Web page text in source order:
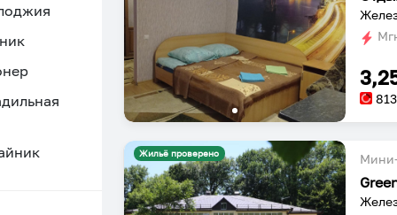
813
Жильё проверено